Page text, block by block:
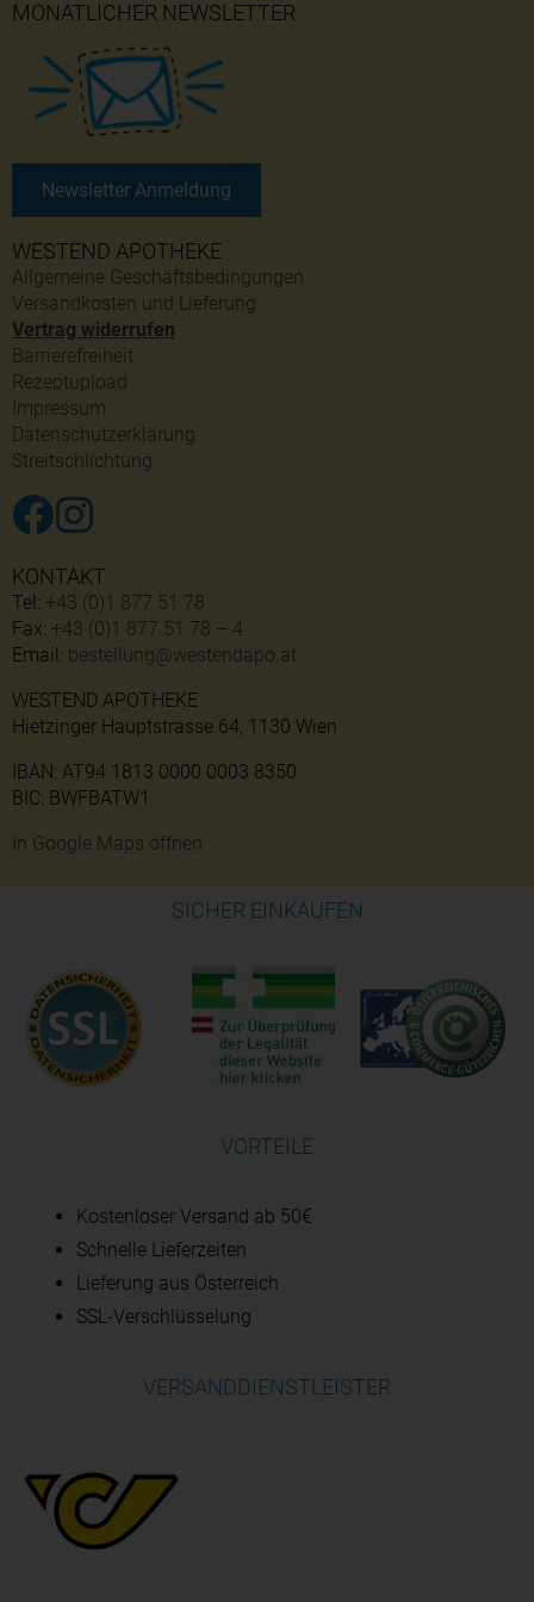
WESTEND APOTHEKE
Allgemeine Geschäftsbedingungen
Versandkosten und Lieferung
Vertrag widerrufen
Barrierefreiheit
Rezeptupload
Impressum
Datenschutzerklärung
Streitschlichtung
MONATLICHER NEWSLETTER
Newsletter Anmeldung
KONTAKT
Tel: +43 (0)1 877 51 78
Fax: +43 (0)1 877 51 78 – 4
Email: bestellung@westendapo.at
WESTEND APOTHEKE
Hietzinger Hauptstrasse 64, 1130 Wien
IBAN: AT94 1813 0000 0003 8350
BIC: BWFBATW1
In Google Maps öffnen
SICHER EINKAUFEN
VORTEILE
Kostenloser Versand ab 50€
Schnelle Lieferzeiten
Lieferung aus Österreich
SSL-Verschlüsselung
VERSANDDIENSTLEISTER